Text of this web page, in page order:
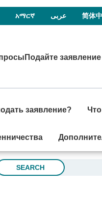
አማርኛ عربى 简体
Подайте
заявление?
SEARCH